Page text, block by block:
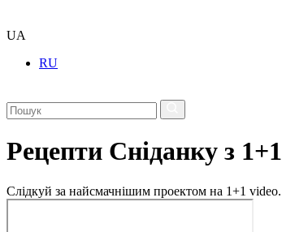
UA
RU
Рецепти Сніданку з 1+1
Слідкуй за найсмачнішим проектом на 1+1 video.